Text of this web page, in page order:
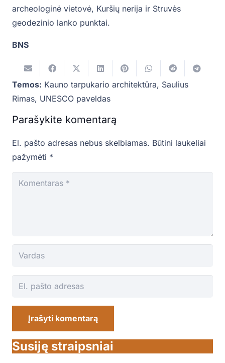
archeologinė vietovė, Kuršių nerija ir Struvės
geodezinio lanko punktai.
BNS
Temos: Kauno tarpukario architektūra, Saulius
Rimas, UNESCO paveldas
Parašykite komentarą
El. pašto adresas nebus skelbiamas. Būtini laukeliai
pažymėti *
Įrašyti komentarą
Susiję straipsniai